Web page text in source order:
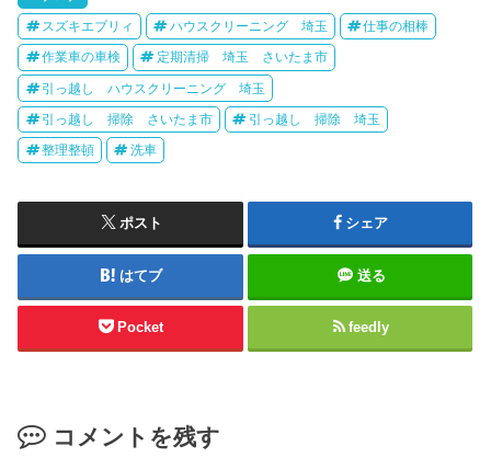
スズキエブリィ ハウスクリーニング 埼玉 仕事の相棒
作業車の車検 定期清掃 埼玉 さいたま市
引っ越し ハウスクリーニング 埼玉
引っ越し 掃除 さいたま市 引っ越し 掃除 埼玉
整理整頓 洗車
ポスト シェア
はてブ 送る
Pocket feedly
コメントを残す